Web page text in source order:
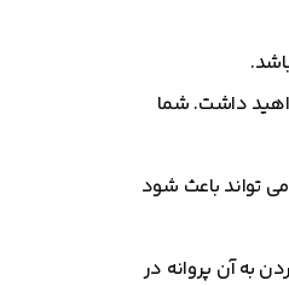
داشت. شما
تواند باعث شود
به آن پروانه در